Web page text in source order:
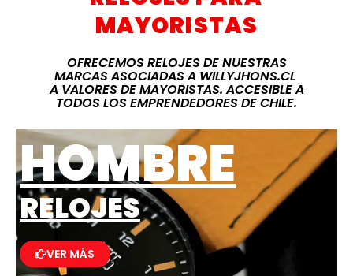
MAYORISTAS
OFRECEMOS RELOJES DE NUESTRAS
MARCAS ASOCIADAS A WILLYJHONS.CL
A VALORES DE MAYORISTAS. ACCESIBLE A
TODOS LOS EMPRENDEDORES DE CHILE.
HOMBRE
RELOJES
VER MÁS